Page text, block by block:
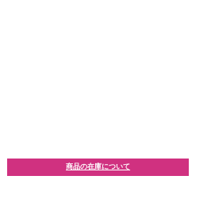
商品の在庫について